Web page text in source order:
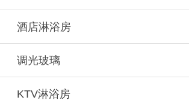
酒店淋浴房
调光玻璃
KTV淋浴房